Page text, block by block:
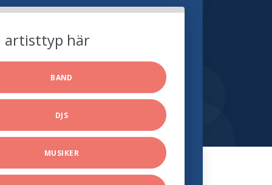
artisttyp här
BAND
DJS
MUSIKER